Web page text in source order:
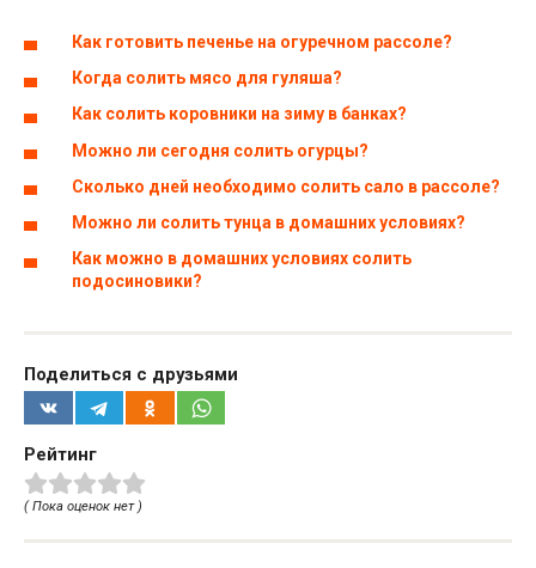
Как готовить печенье на огуречном рассоле?
Когда солить мясо для гуляша?
Как солить коровники на зиму в банках?
Можно ли сегодня солить огурцы?
Сколько дней необходимо солить сало в рассоле?
Можно ли солить тунца в домашних условиях?
Как можно в домашних условиях солить
подосиновики?
Поделиться с друзьями
Рейтинг
( Пока оценок нет )